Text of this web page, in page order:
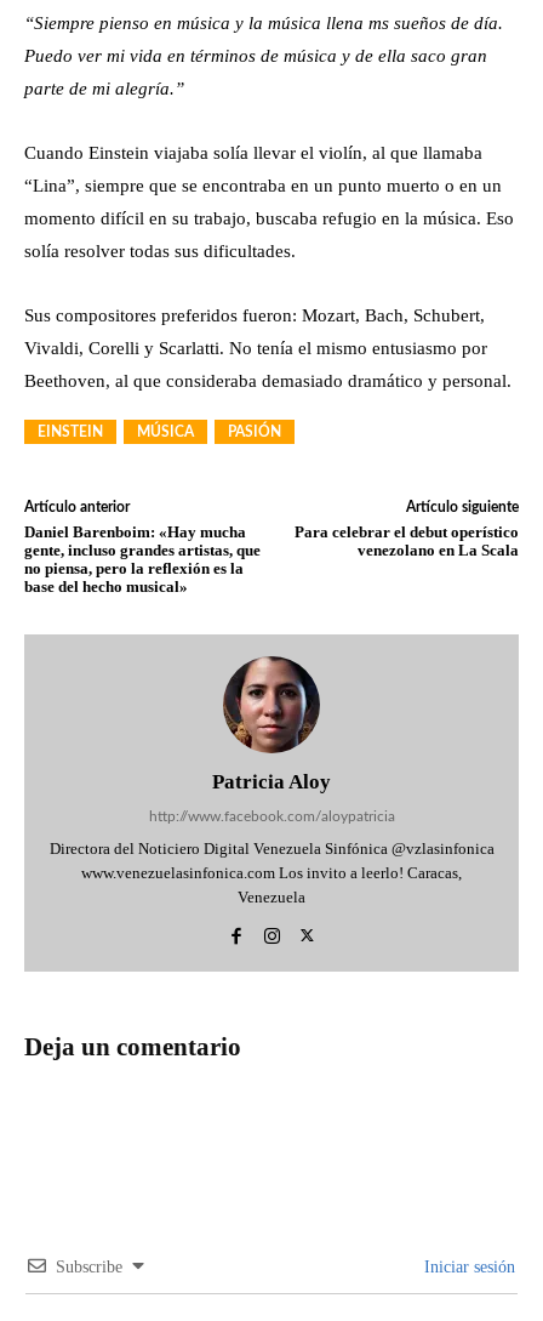
“Siempre pienso en música y la música llena ms sueños de día.
Puedo ver mi vida en términos de música y de ella saco gran
parte de mi alegría.”
Cuando Einstein viajaba solía llevar el violín, al que llamaba
“Lina”, siempre que se encontraba en un punto muerto o en un
momento difícil en su trabajo, buscaba refugio en la música. Eso
solía resolver todas sus dificultades.
Sus compositores preferidos fueron: Mozart, Bach, Schubert,
Vivaldi, Corelli y Scarlatti. No tenía el mismo entusiasmo por
Beethoven, al que consideraba demasiado dramático y personal.
EINSTEIN MÚSICA PASIÓN
Artículo anterior
Daniel Barenboim: «Hay mucha
gente, incluso grandes artistas, que
no piensa, pero la reflexión es la
base del hecho musical»
Artículo siguiente
Para celebrar el debut operístico
venezolano en La Scala
Patricia Aloy
http://www.facebook.com/aloypatricia
Directora del Noticiero Digital Venezuela Sinfónica @vzlasinfonica
www.venezuelasinfonica.com Los invito a leerlo! Caracas,
Venezuela
Deja un comentario
Subscribe Iniciar sesión